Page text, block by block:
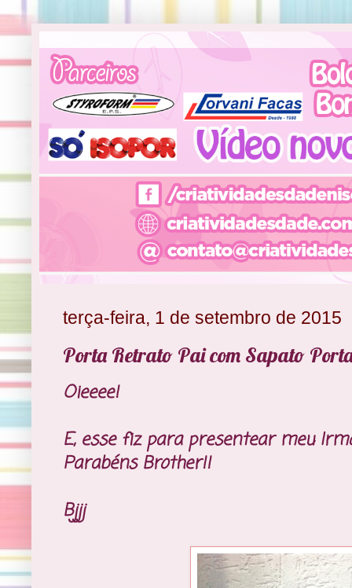
terça-feira, 1 de setembro de 2015
Porta Retrato Pai com Sapato
Oieeee!
E, esse fiz para presentear meu
Parabéns Brother!!
Bjjj